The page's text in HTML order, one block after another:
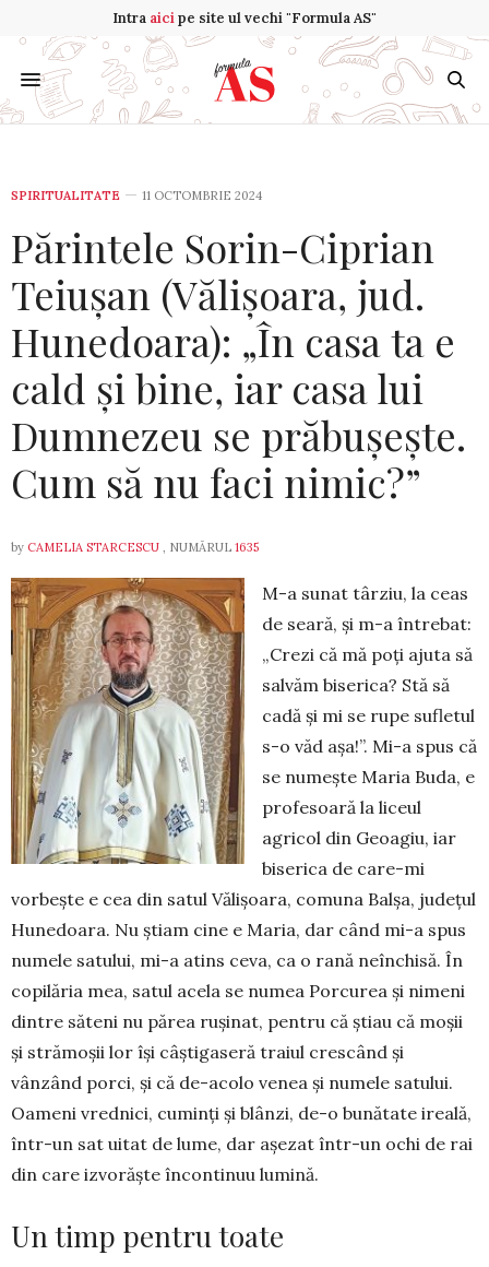
Intra aicipe site ul vechi "Formula AS"
SPIRITUALITATE 11 OCTOMBRIE 2024
Părintele Sorin-Ciprian
Teiușan (Vălișoara, jud.
Hunedoara): „În casa ta e
cald și bine, iar casa lui
Dumnezeu se prăbușește.
Cum să nu faci nimic?”
by CAMELIA STARCESCU , NUMĂRUL 1635
M-a sunat târziu, la ceas
de seară, și m-a întrebat:
„Crezi că mă poți ajuta să
salvăm biserica? Stă să
cadă și mi se rupe sufletul
s-o văd așa!”. Mi-a spus că
se numește Maria Buda, e
profesoară la liceul
agricol din Geoagiu, iar
biserica de care-mi
vorbește e cea din satul Vălișoara, comuna Balșa, județul
Hunedoara. Nu știam cine e Maria, dar când mi-a spus
numele satului, mi-a atins ceva, ca o rană neînchisă. În
copilăria mea, satul acela se numea Porcurea și nimeni
dintre săteni nu părea rușinat, pentru că știau că moșii
și strămoșii lor își câștigaseră traiul crescând și
vânzând porci, și că de-acolo venea și numele satului.
Oameni vrednici, cuminți și blânzi, de-o bunătate ireală,
într-un sat uitat de lume, dar așezat într-un ochi de rai
din care izvorăște încontinuu lumină.
Un timp pentru toate